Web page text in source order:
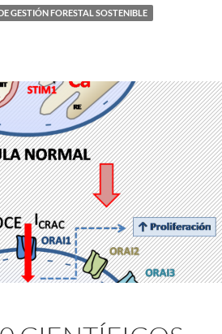
GESTIÓN FORESTAL SOSTENIBLE